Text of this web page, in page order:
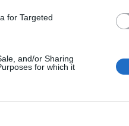
for Targeted
and/or Sharing
for which it
centrum
gyümölcs
Zoltán